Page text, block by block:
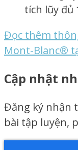
tích lũy đủ
Đọc thêm
Mont-Blanc®
Cập nhật
Đăng ký nhận
bài tập luyện,